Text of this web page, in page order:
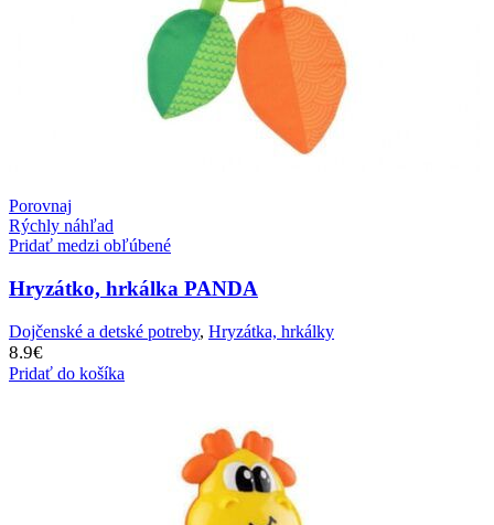
Porovnaj
Rýchly náhľad
Pridať medzi obľúbené
Hryzátko, hrkálka PANDA
Dojčenské a detské potreby, Hryzátka, hrkálky
8.9€
Pridať do košíka